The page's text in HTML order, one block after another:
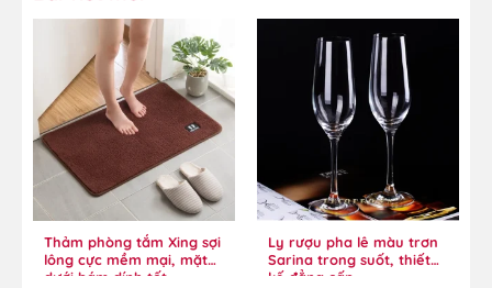
Thảm phòng tắm Xing sợi
lông cực mềm mại, mặt
dưới bám dính tốt
Ly rượu pha lê màu trơn
Sarina trong suốt, thiết
kế đẳng cấp